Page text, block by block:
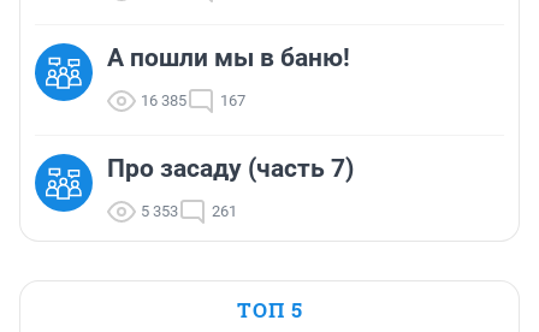
А пошли мы в баню!
16 385 167
Про засаду (часть 7)
5 353 261
ТОП 5